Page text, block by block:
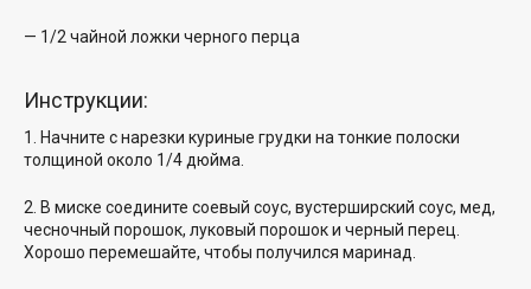
— 1/2 чайной ложки черного перца
Инструкции:
1. Начните с нарезки куриные грудки натонкие полоски
толщиной около 1/4 дюйма.
2. В миске соедините соевый соус, вустерширский соус, мед,
чесночный порошок, луковый порошок и черный перец.
Хорошо перемешайте, чтобы получился маринад.